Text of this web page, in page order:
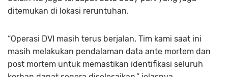
ditemukan di lokasi reruntuhan.
“Operasi DVI masih terus berjalan. Tim kami saat ini
masih melakukan pendalaman data ante mortem dan
post mortem untuk memastikan identifikasi seluruh